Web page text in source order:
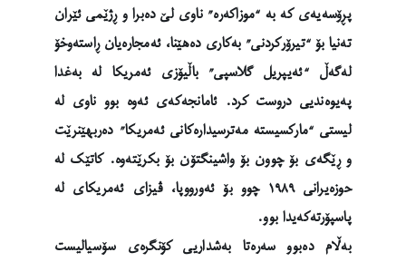
پڕۆسەیەی کە بە “موزاکەرە” ناوی لێ دەبرا و ڕژێمی ئێران
تەنیا بۆ “تیرۆرکردنی” بەکاری دەهێنا، ئەمجارەیان ڕاستەوخۆ
لەگەڵ “ئەیپریل گلاسپی” باڵیۆزی ئەمریکا لە بەغدا
پەیوەندیی دروست کرد. ئامانجەکەی ئەوە بوو ناوی لە
لیستی “مارکسیستە مەترسیدارەکانی ئەمریکا” دەربهێنرێت
و ڕێگەی بۆ چوون بۆ واشینگتۆن بۆ بکرێتەوە. کاتێک لە
حوزەیرانی ١٩٨٩ چوو بۆ ئەورووپا، ڤیزای ئەمریکای لە
پاسپۆرتەکەیدا بوو.
بەڵام دەبوو سەرەتا بەشداریی کۆنگرەی سۆسیالیست